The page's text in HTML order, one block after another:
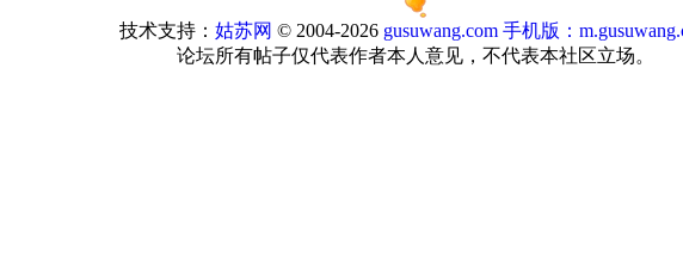
技术支持： 姑苏网 © 2004-2026 gusuwang.com 手机版：
论坛所有帖子仅代表作者本人意见，不代表本社区立场。